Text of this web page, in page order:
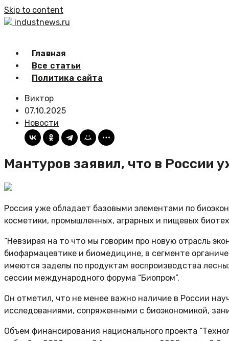
Skip to content
industnews.ru
Главная
Все статьи
Политика сайта
Виктор
07.10.2025
Новости
Мантуров заявил, что в России
Россия уже обладает базовыми элементами по
косметики, промышленных, аграрных и пищевых
“Невзирая на то что мы говорим про новую отрасль
биофармацевтике и биомедицине, в сегменте
имеются заделы по продуктам воспроизводства
сессии международного форума “Биопром”.
Он отметил, что не менее важно наличие в России
исследованиями, сопряженными с биоэкономикой,
Объем финансирования национального проекта